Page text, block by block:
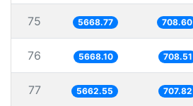
75 5668.77 708.60
76 5668.10 708.51
77 5662.55 707.82